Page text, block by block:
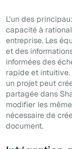
L'un des
capacité à
entreprise. Les
et des
informées des
rapide et
un projet peut
partagée dans
modifier les
nécessaire de
document.